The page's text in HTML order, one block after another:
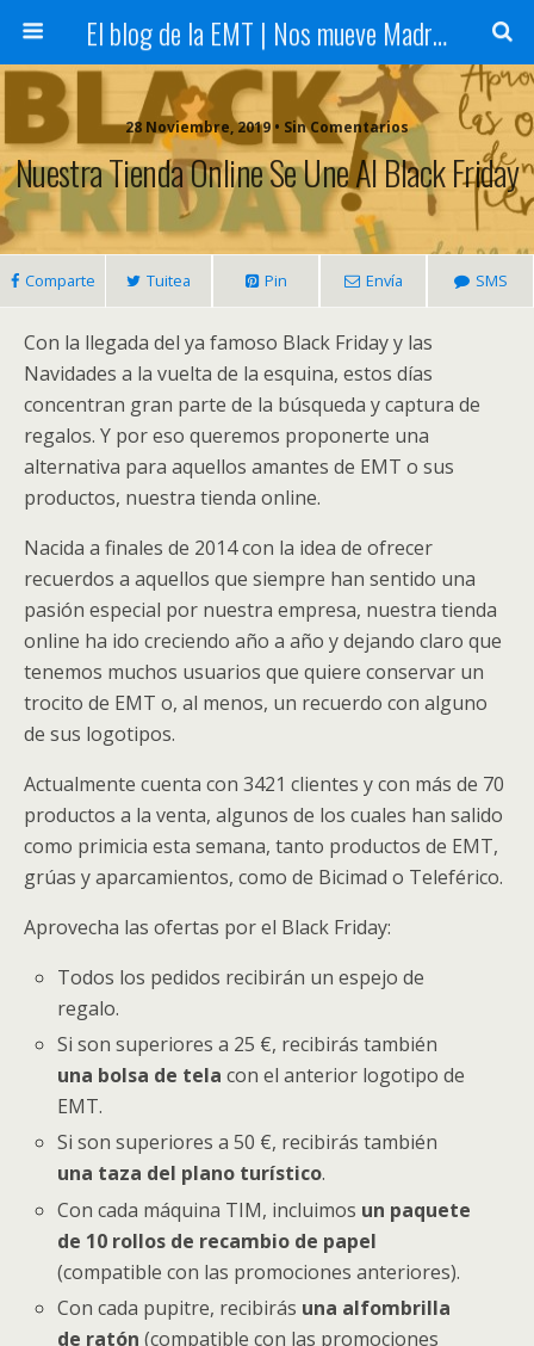
El blog de la EMT | Nos mueve Madrid
28 Noviembre, 2019 • Sin Comentarios
Nuestra Tienda Online Se Une Al Black Friday
Comparte Tuitea Pin Envía SMS
Con la llegada del ya famoso Black Friday y las
Navidades a la vuelta de la esquina, estos días
concentran gran parte de la búsqueda y captura de
regalos. Y por eso queremos proponerte una
alternativa para aquellos amantes de EMT o sus
productos, nuestra tienda online.
Nacida a finales de 2014 con la idea de ofrecer
recuerdos a aquellos que siempre han sentido una
pasión especial por nuestra empresa, nuestra tienda
online ha ido creciendo año a año y dejando claro que
tenemos muchos usuarios que quiere conservar un
trocito de EMT o, al menos, un recuerdo con alguno
de sus logotipos.
Actualmente cuenta con 3421 clientes y con más de 70
productos a la venta, algunos de los cuales han salido
como primicia esta semana, tanto productos de EMT,
grúas y aparcamientos, como de Bicimad o Teleférico.
Aprovecha las ofertas por el Black Friday:
Todos los pedidos recibirán un espejo de
regalo.
Si son superiores a 25 €, recibirás también
una bolsa de tela con el anterior logotipo de
EMT.
Si son superiores a 50 €, recibirás también
una taza del plano turístico.
Con cada máquina TIM, incluimos un paquete
de 10 rollos de recambio de papel
(compatible con las promociones anteriores).
Con cada pupitre, recibirás una alfombrilla
de ratón (compatible con las promociones